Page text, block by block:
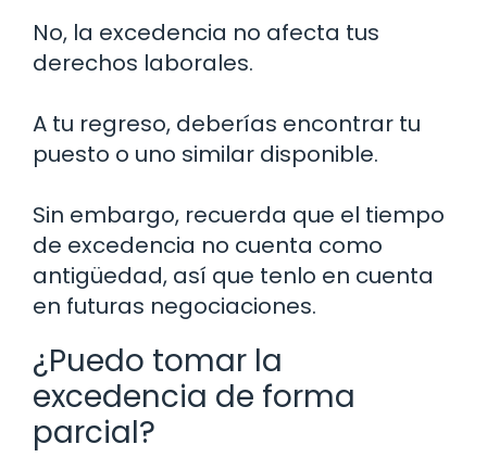
No, la excedencia no afecta tus
derechos laborales.
A tu regreso, deberías encontrar tu
puesto o uno similar disponible.
Sin embargo, recuerda que el tiempo
de excedencia no cuenta como
antigüedad, así que tenlo en cuenta
en futuras negociaciones.
¿Puedo tomar la
excedencia de forma
parcial?